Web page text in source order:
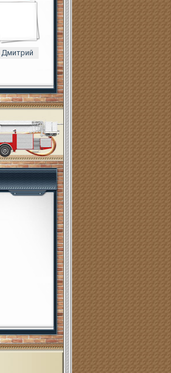
Дмитрий